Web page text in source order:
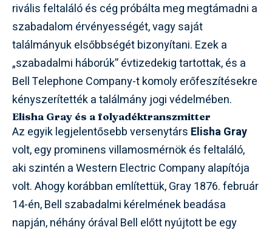
rivális feltaláló és cég próbálta meg megtámadni a
szabadalom érvényességét, vagy saját
találmányuk elsőbbségét bizonyítani. Ezek a
„szabadalmi háborúk” évtizedekig tartottak, és a
Bell Telephone Company-t komoly erőfeszítésekre
kényszerítették a találmány jogi védelmében.
Elisha Gray és a folyadéktranszmitter
Az egyik legjelentősebb versenytárs Elisha Gray
volt, egy prominens villamosmérnök és feltaláló,
aki szintén a Western Electric Company alapítója
volt. Ahogy korábban említettük, Gray 1876. február
14-én, Bell szabadalmi kérelmének beadása
napján, néhány órával Bell előtt nyújtott be egy